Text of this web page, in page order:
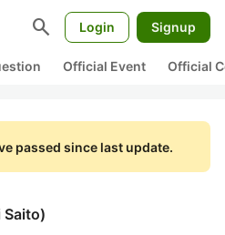
search Login Signup
Official Event Official
passed since last update.
Saito)